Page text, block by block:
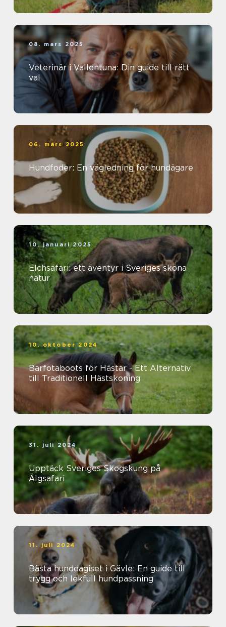
08. mars 2025
Veterinär i Vallentuna: Din guide till rätt
val
06. mars 2025
Hundfoder: En vägledning för hundägare
10. januari 2025
Elchsafari: ett äventyr i Sveriges sköna
natur
10. oktober 2024
Barfotaboots för Hästar - Ett Alternativ
till Traditionell Hästskoning
31. juli 2024
Upptäck Sveriges Skogskung på
Älgsafari
11. juli 2024
Bästa hunddagiset i Gävle: En guide till
trygg och lekfull hundpassning